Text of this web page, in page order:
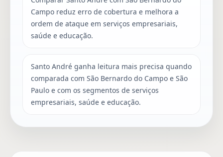
Campo reduz erro de cobertura e melhora a
ordem de ataque em serviços empresariais,
saúde e educação.
Santo André ganha leitura mais precisa quando
comparada com São Bernardo do Campo e São
Paulo e com os segmentos de serviços
empresariais, saúde e educação.